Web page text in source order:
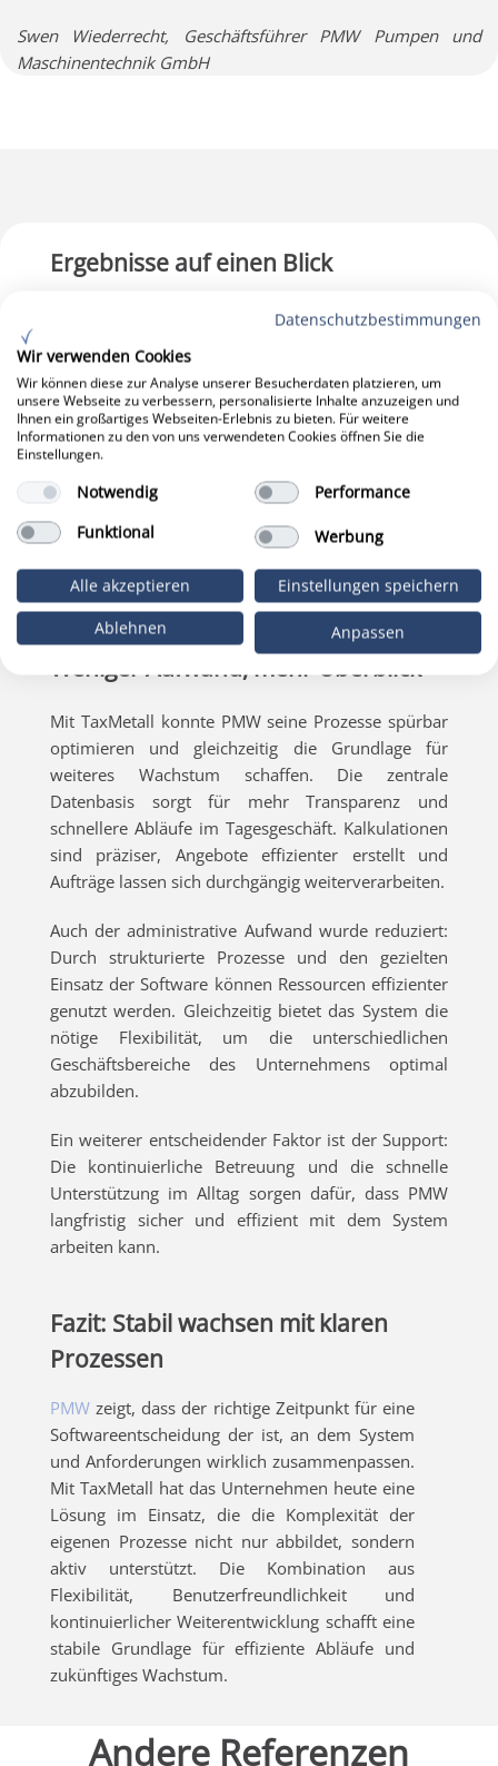
Swen Wiederrecht, Geschäftsführer PMW Pumpen und
Maschinentechnik GmbH
Ergebnisse auf einen Blick
Effizientere Auftragsverwaltung und
durchgängige Prozesse
Schnellere und präzisere Kalkulationen
Reduzierter administrativer Aufwand
Höhere Transparenz im Tagesgeschäft
Flexible Abbildung verschiedener
Geschäftsbereiche
Verlässlicher Support im laufenden Betrieb
Weniger Aufwand, mehr Überblick
Mit TaxMetall konnte PMW seine Prozesse spürbar
optimieren und gleichzeitig die Grundlage für
weiteres Wachstum schaffen. Die zentrale
Datenbasis sorgt für mehr Transparenz und
schnellere Abläufe im Tagesgeschäft. Kalkulationen
sind präziser, Angebote effizienter erstellt und
Aufträge lassen sich durchgängig weiterverarbeiten.
Auch der administrative Aufwand wurde reduziert:
Durch strukturierte Prozesse und den gezielten
Einsatz der Software können Ressourcen effizienter
genutzt werden. Gleichzeitig bietet das System die
nötige Flexibilität, um die unterschiedlichen
Geschäftsbereiche des Unternehmens optimal
abzubilden.
Ein weiterer entscheidender Faktor ist der Support:
Die kontinuierliche Betreuung und die schnelle
Unterstützung im Alltag sorgen dafür, dass PMW
langfristig sicher und effizient mit dem System
arbeiten kann.
Fazit: Stabil wachsen mit klaren
Prozessen
PMWzeigt, dass der richtige Zeitpunkt für eine
Softwareentscheidung der ist, an dem System
und Anforderungen wirklich zusammenpassen.
Mit TaxMetall hat das Unternehmen heute eine
Lösung im Einsatz, die die Komplexität der
eigenen Prozesse nicht nur abbildet, sondern
aktiv unterstützt. Die Kombination aus
Flexibilität, Benutzerfreundlichkeit und
kontinuierlicher Weiterentwicklung schafft eine
stabile Grundlage für effiziente Abläufe und
zukünftiges Wachstum.
Andere Referenzen
Datenschutzbestimmungen
Wir verwenden Cookies
Wir können diese zur Analyse unserer Besucherdaten platzieren, um
unsere Webseite zu verbessern, personalisierte Inhalte anzuzeigen und
Ihnen ein großartiges Webseiten-Erlebnis zu bieten. Für weitere
Informationen zu den von uns verwendeten Cookies öffnen Sie die
Einstellungen.
Notwendig
Performance
Funktional
Werbung
Alle akzeptieren
Einstellungen speichern
Ablehnen
Anpassen